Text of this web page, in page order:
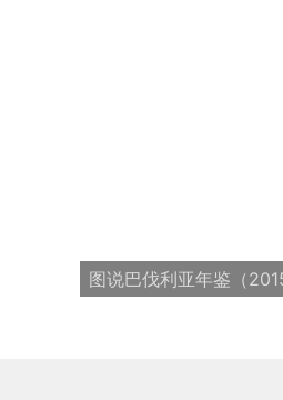
图说巴伐利亚年鉴（